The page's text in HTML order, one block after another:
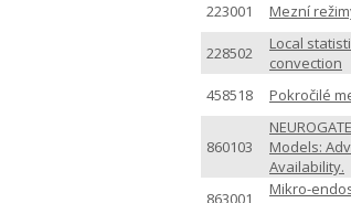
223001 Mezní
228502
Local
convection
458518 Pokročilé
860103
Models:
Availability.
863001
Mikro-